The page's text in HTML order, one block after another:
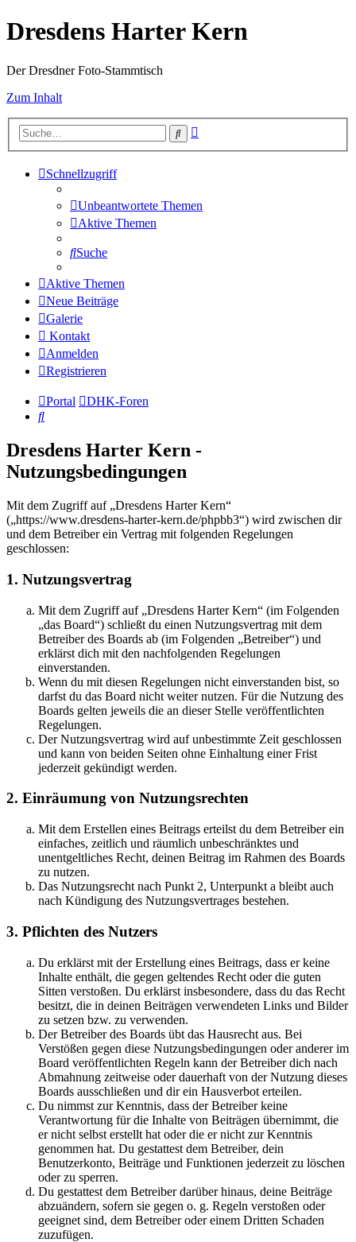
Dresdens Harter Kern
Der Dresdner Foto-Stammtisch
Zum Inhalt
Suche
Schnellzugriff
Unbeantwortete Themen
Aktive Themen
Suche
Aktive Themen
Neue Beiträge
Galerie
Kontakt
Anmelden
Registrieren
Portal
DHK-Foren
Suche
Dresdens Harter Kern -
Nutzungsbedingungen
Mit dem Zugriff auf „Dresdens Harter Kern“
(„https://www.dresdens-harter-kern.de/phpbb3“) wird zwischen dir
und dem Betreiber ein Vertrag mit folgenden Regelungen
geschlossen:
1. Nutzungsvertrag
Mit dem Zugriff auf „Dresdens Harter Kern“ (im Folgenden
„das Board“) schließt du einen Nutzungsvertrag mit dem
Betreiber des Boards ab (im Folgenden „Betreiber“) und
erklärst dich mit den nachfolgenden Regelungen
einverstanden.
Wenn du mit diesen Regelungen nicht einverstanden bist, so
darfst du das Board nicht weiter nutzen. Für die Nutzung des
Boards gelten jeweils die an dieser Stelle veröffentlichten
Regelungen.
Der Nutzungsvertrag wird auf unbestimmte Zeit geschlossen
und kann von beiden Seiten ohne Einhaltung einer Frist
jederzeit gekündigt werden.
2. Einräumung von Nutzungsrechten
Mit dem Erstellen eines Beitrags erteilst du dem Betreiber ein
einfaches, zeitlich und räumlich unbeschränktes und
unentgeltliches Recht, deinen Beitrag im Rahmen des Boards
zu nutzen.
Das Nutzungsrecht nach Punkt 2, Unterpunkt a bleibt auch
nach Kündigung des Nutzungsvertrages bestehen.
3. Pflichten des Nutzers
Du erklärst mit der Erstellung eines Beitrags, dass er keine
Inhalte enthält, die gegen geltendes Recht oder die guten
Sitten verstoßen. Du erklärst insbesondere, dass du das Recht
besitzt, die in deinen Beiträgen verwendeten Links und Bilder
zu setzen bzw. zu verwenden.
Der Betreiber des Boards übt das Hausrecht aus. Bei
Verstößen gegen diese Nutzungsbedingungen oder anderer im
Board veröffentlichten Regeln kann der Betreiber dich nach
Abmahnung zeitweise oder dauerhaft von der Nutzung dieses
Boards ausschließen und dir ein Hausverbot erteilen.
Du nimmst zur Kenntnis, dass der Betreiber keine
Verantwortung für die Inhalte von Beiträgen übernimmt, die
er nicht selbst erstellt hat oder die er nicht zur Kenntnis
genommen hat. Du gestattest dem Betreiber, dein
Benutzerkonto, Beiträge und Funktionen jederzeit zu löschen
oder zu sperren.
Du gestattest dem Betreiber darüber hinaus, deine Beiträge
abzuändern, sofern sie gegen o. g. Regeln verstoßen oder
geeignet sind, dem Betreiber oder einem Dritten Schaden
zuzufügen.